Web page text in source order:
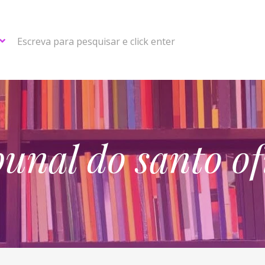
Escreva para pesquisar e click enter
do santo